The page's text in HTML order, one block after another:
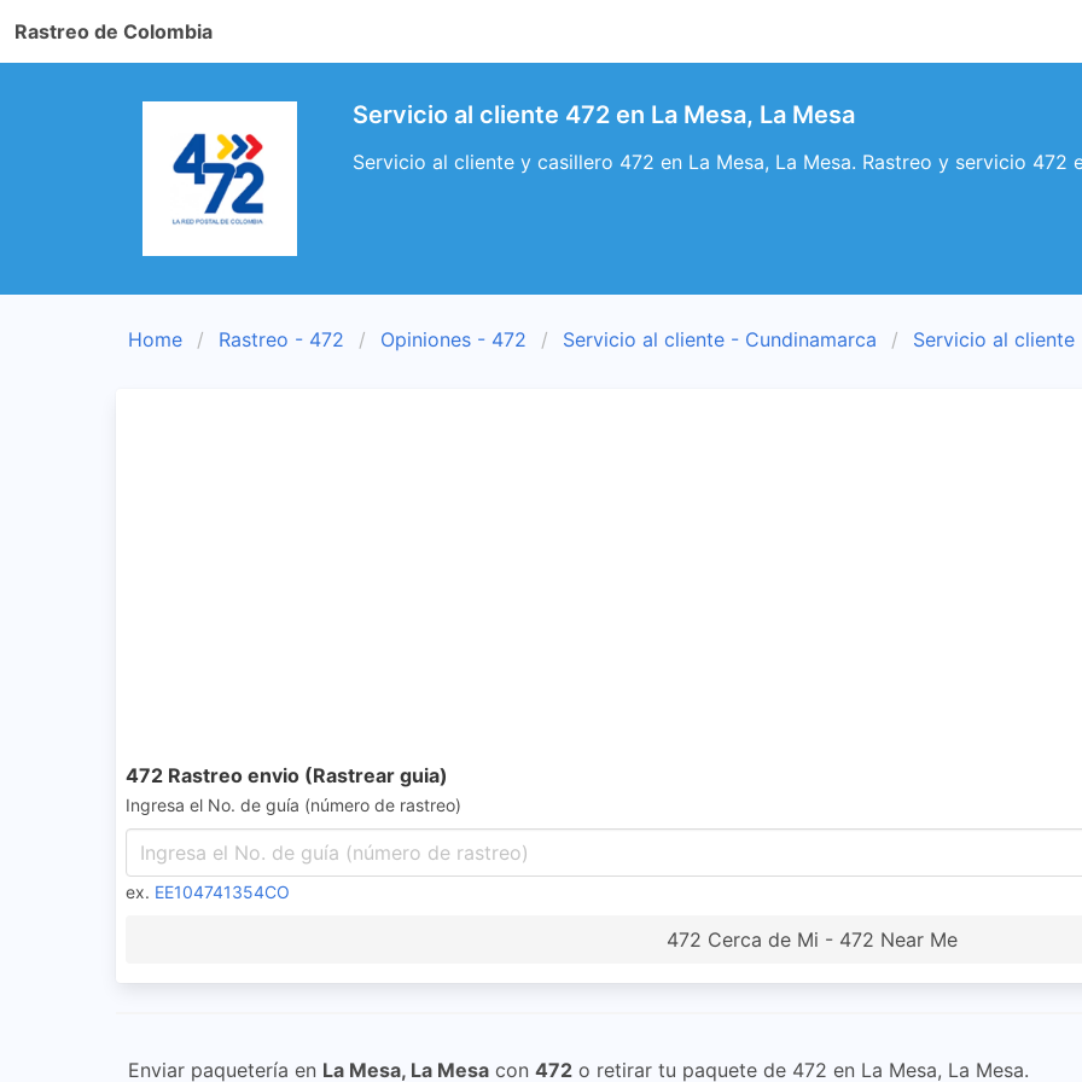
Rastreo de Colombia
Servicio al cliente 472 en La Mesa, La Mesa
Servicio al cliente y casillero 472 en La Mesa, La Mesa. Rastreo y servicio 472
Home Rastreo - 472 Opiniones - 472 Servicio al cliente - Cundinamarca Servicio al cliente
472 Rastreo envio (Rastrear guia)
Ingresa el No. de guía (número de rastreo)
ex. EE104741354CO
472 Cerca de Mi - 472 Near Me
Enviar paquetería en La Mesa, La Mesa con 472 o retirar tu paquete de 472 en La Mesa, La Mesa.